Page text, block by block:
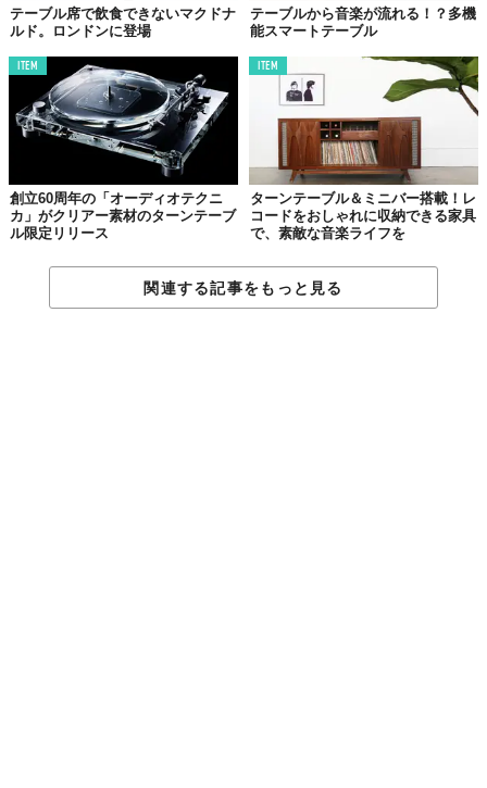
テーブル席で飲食できないマクドナ
ルド。ロンドンに登場
テーブルから音楽が流れる！？多機
能スマートテーブル
ITEM
創立60周年の「オーディオテクニ
カ」がクリアー素材のターンテーブ
ル限定リリース
ITEM
ターンテーブル＆ミニバー搭載！レ
コードをおしゃれに収納できる家具
で、素敵な音楽ライフを
関連する記事をもっと見る